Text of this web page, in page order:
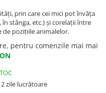
prin care cei mici pot învăța
stânga, etc.) și corelații între
de pozițiile animalelor.
pentru comenzile mai mai
2 zile lucrătoare